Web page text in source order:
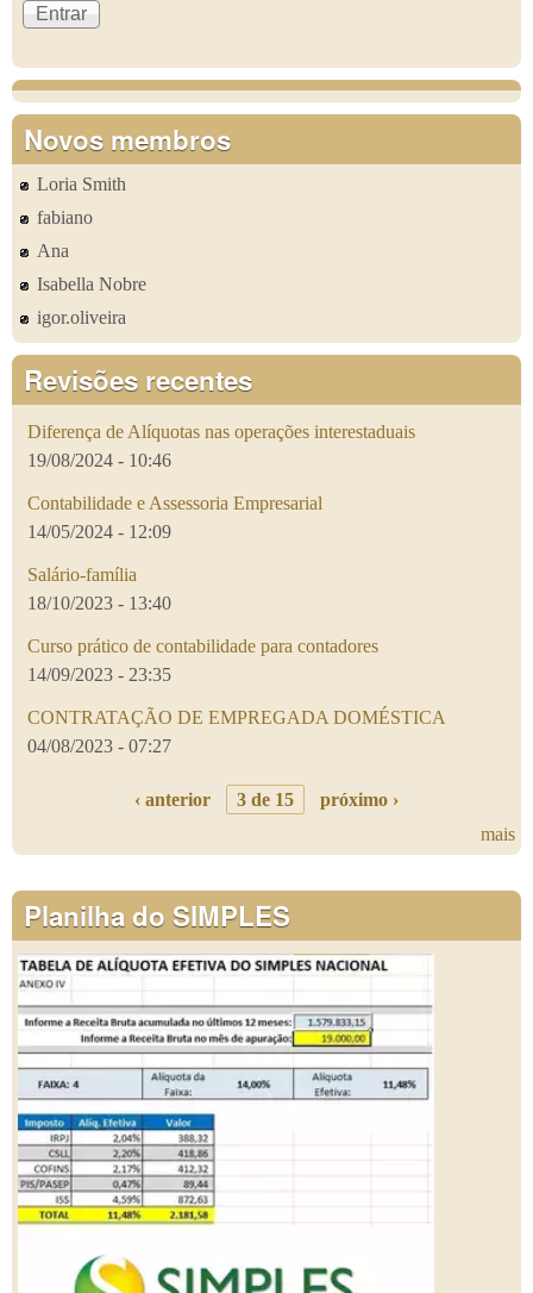
Novos membros
Loria Smith
fabiano
Ana
Isabella Nobre
igor.oliveira
Revisões recentes
Diferença de Alíquotas nas operações interestaduais
19/08/2024 - 10:46
Contabilidade e Assessoria Empresarial
14/05/2024 - 12:09
Salário-família
18/10/2023 - 13:40
Curso prático de contabilidade para contadores
14/09/2023 - 23:35
CONTRATAÇÃO DE EMPREGADA DOMÉSTICA
04/08/2023 - 07:27
‹ anterior 3 de 15
próximo ›
mais
Planilha do SIMPLES